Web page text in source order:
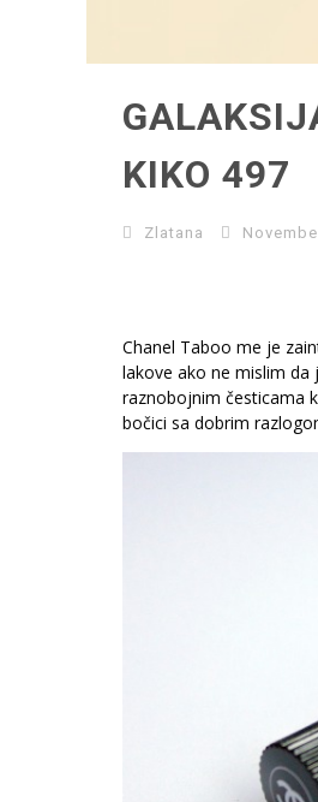
KIKO 497
Zlatana
Chanel Taboo me je
lakove ako ne mislim
raznobojnim česticama
bočici sa dobrim